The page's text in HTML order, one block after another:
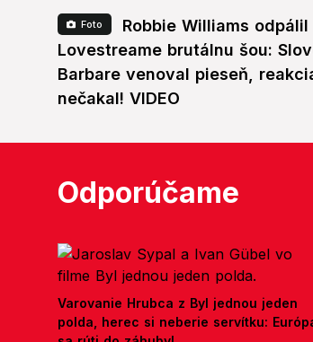
Foto
Robbie Williams odpálil
Lovestreame brutálnu šou:
Barbare venoval pieseň,
nečakal! VIDEO
Odporúčame
Varovanie Hrubca z Byl jednou jeden
polda, herec si neberie servítku: